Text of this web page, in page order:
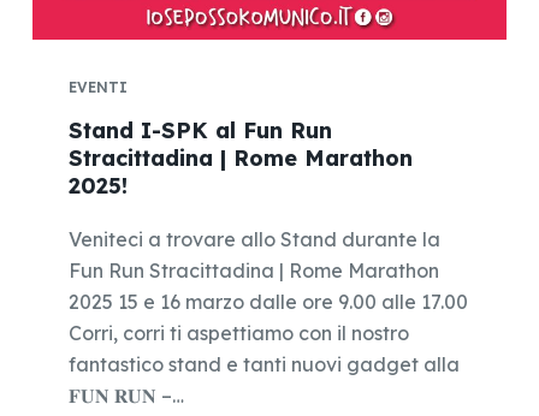
EVENTI
Stand I-SPK al Fun Run
Stracittadina | Rome Marathon
2025!
Veniteci a trovare allo Stand durante la
Fun Run Stracittadina | Rome Marathon
2025 15 e 16 marzo dalle ore 9.00 alle 17.00
Corri, corri ti aspettiamo con il nostro
fantastico stand e tanti nuovi gadget alla
𝐅𝐔𝐍 𝐑𝐔𝐍 –…